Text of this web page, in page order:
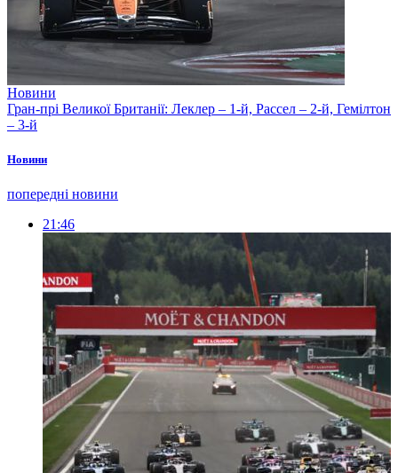
Новини
Гран-прі Великої Британії: Леклер – 1-й, Рассел – 2-й, Гемілтон
– 3-й
Новини
попередні новини
21:46